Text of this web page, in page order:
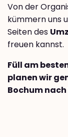
Von der
kümmern uns
Seiten des
freuen kannst.
Füll am
planen wir
Bochum